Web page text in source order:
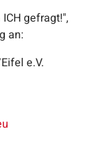
gefragt!",
an:
e.V.